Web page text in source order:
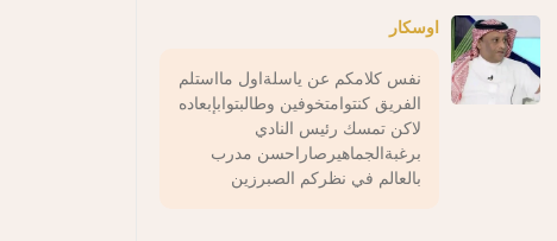
اوسكار
نفس كلامكم عن ياسلةاول مااستلم
الفريق كنتوامتخوفين وطالبتوابإبعاده
لاكن تمسك رئيس النادي
برغبةالجماهيرصاراحسن مدرب
بالعالم في نظركم الصبرزين